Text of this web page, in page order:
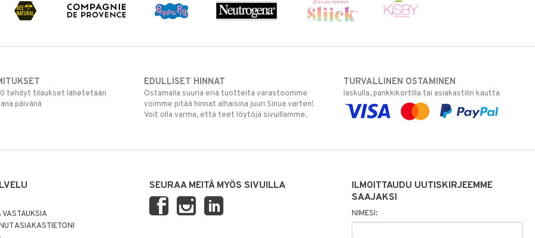
tehdyt tilaukset lähetetään
päivänä
EDULLISET HINNAT
Ostamalla suuria eriä tuotteita varastoomme
voimme pitää hinnat alhaisina juuri Sinua varten!
Voit olla varma, että teet löytöjä sivuillamme.
TURVALLINEN OSTAMINEN
laskulla, pankkikortilla tai asiakastilin kautta
ASIAKASTIETONI
SEURAA MEITÄ MYÖS SIVUILLA
ILMOITTAUDU UUTISKIRJEEMME
SAAJAKSI
NIMESI: